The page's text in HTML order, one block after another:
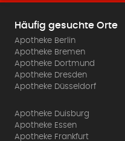
Häufig gesuchte Orte
Apotheke Berlin
Apotheke Bremen
Apotheke Dortmund
Apotheke Dresden
Apotheke Düsseldorf
Apotheke Duisburg
Apotheke Essen
Apotheke Frankfurt